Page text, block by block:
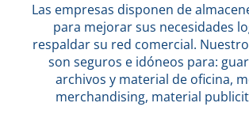
Las empresas disponen de
para mejorar sus necesidades
respaldar su red comercial.
son seguros e idóneos para:
archivos y material de oficina,
merchandising, material